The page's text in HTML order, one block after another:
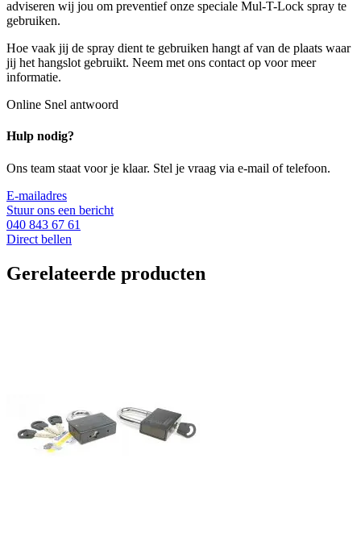
adviseren wij jou om preventief onze speciale Mul-T-Lock spray te
gebruiken.
Hoe vaak jij de spray dient te gebruiken hangt af van de plaats waar
jij het hangslot gebruikt. Neem met ons contact op voor meer
informatie.
Online Snel antwoord
Hulp nodig?
Ons team staat voor je klaar. Stel je vraag via e-mail of telefoon.
E-mailadres
Stuur ons een bericht
040 843 67 61
Direct bellen
Gerelateerde producten